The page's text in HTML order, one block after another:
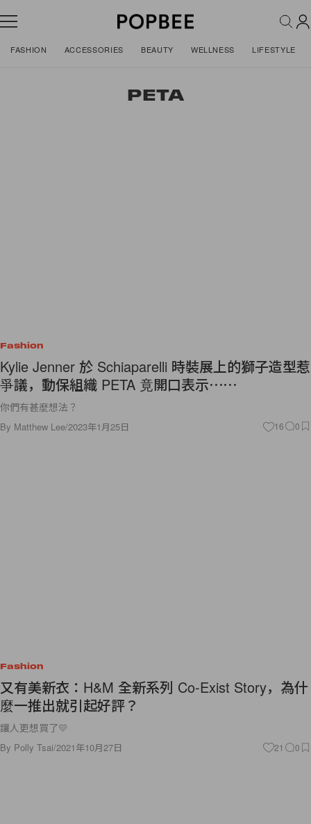
FASHION ACCESSORIES BEAUTY WELLNESS LIFESTYLE
PETA
Fashion
Kylie Jenner 於 Schiaparelli 時裝展上的獅子造型惹
爭議，動保組織 PETA 竟開口表示⋯⋯
你們有甚麼想法？
By Matthew Lee/2023年1月25日 16 0
Fashion
又有美新衣：H&M 全新系列 Co-Exist Story，為什
麼一推出就引起好評？
讓人更想買了💛
By Polly Tsai/2021年10月27日 21 0